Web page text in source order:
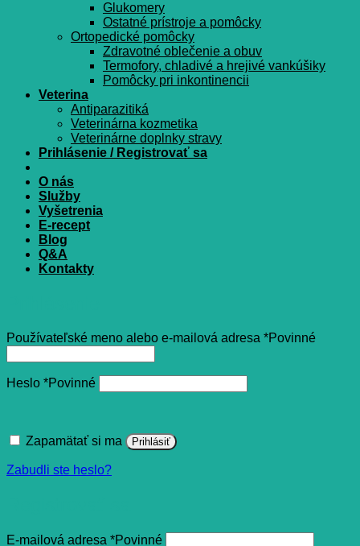
Glukomery
Ostatné prístroje a pomôcky
Ortopedické pomôcky
Zdravotné oblečenie a obuv
Termofory, chladivé a hrejivé vankúšiky
Pomôcky pri inkontinencii
Veterina
Antiparazitiká
Veterinárna kozmetika
Veterinárne doplnky stravy
Prihlásenie / Registrovať sa
O nás
Služby
Vyšetrenia
E-recept
Blog
Q&A
Kontakty
Používateľské meno alebo e-mailová adresa *Povinné
Heslo *Povinné
Zapamätať si ma Prihlásiť
Zabudli ste heslo?
E-mailová adresa *Povinné